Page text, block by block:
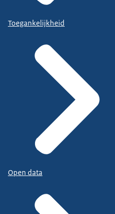
Toegankelijkheid
Open data